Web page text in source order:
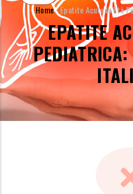
BRICIOLE
DI
PANE
Home-Epatite Acuta In Età
EPATITE
PEDIATRICA: